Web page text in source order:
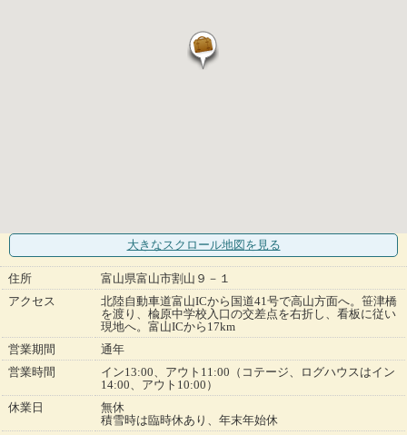
大きなスクロール地図 を見る
住所
富山県富山市割山９－１
アクセス
北陸自動車道富山ICから国道41号で高山方面へ。笹津橋
を渡り、楡原中学校入口の交差点を右折し、看板に従い
現地へ。富山ICから17km
営業期間
通年
営業時間
イン13:00、アウト11:00（コテージ、ログハウスはイン
14:00、アウト10:00）
休業日
無休
積雪時は臨時休あり、年末年始休